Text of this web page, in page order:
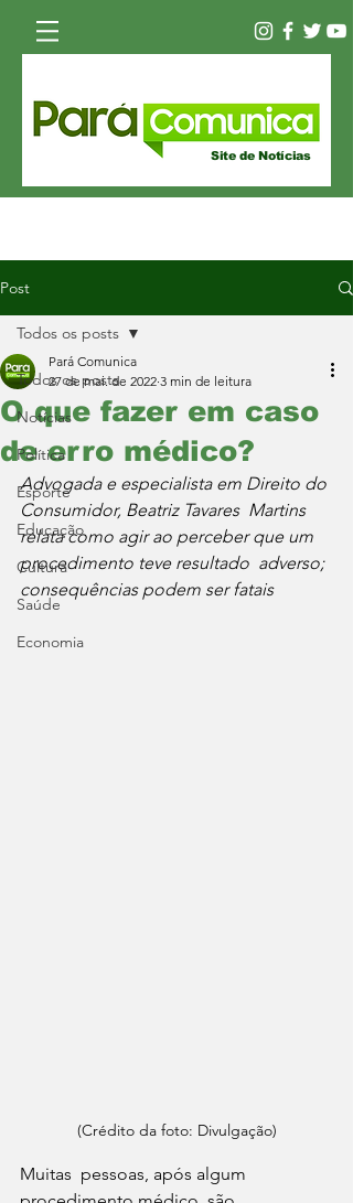
Site de Notícias
Post
Todos os posts
Notícias
Política
Esporte
Educação
Cultura
Saúde
Economia
Todos os posts
O que fazer em caso
de erro médico?
Pará Comunica
27 de mai. de 2022 3 min de leitura
Advogada e especialista em Direito do
Consumidor, Beatriz Tavares  Martins
relata como agir ao perceber que um
procedimento teve resultado  adverso;
consequências podem ser fatais
(Crédito da foto: Divulgação)
Muitas  pessoas, após algum